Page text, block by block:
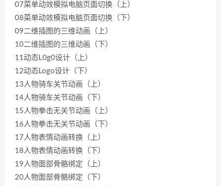
07菜单动效模拟电脑页面切换（上）
08菜单动效模拟电脑页面切换（下）
09二维插图的三维动画（上）
10二维插图的三维动画（下）
11动态L0g0设计（上）
12动态Logo设计（下）
13人物骑车关节动画（上）
14人物骑车关节动画（下）
15人物拳击无关节动画（上）
16人物拳击无关节动画（下）
17人物表情动画转换（上）
18人物表情动画转换（下）
19人物面部骨骼绑定（上）
20人物面部骨骼绑定（下）